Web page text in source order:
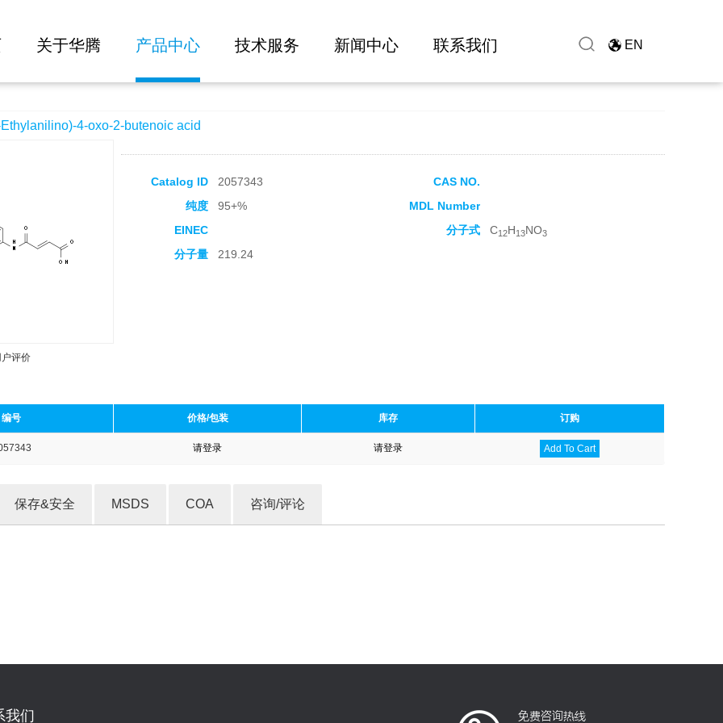
关于华腾 产品中心 技术服务 新闻中心 联系我们 EN
2-butenoic acid
4-oxo-2-butenoic acid
户评价
Catalog ID 2057343
CAS NO.
纯度
95+%
MDL Number
EINEC
分子式 C12H13NO3
分子量 219.24
编号 价格/包装 库存 订购
请登录 请登录 Add To Cart
保存&安全 MSDS COA 咨询/评论
我们